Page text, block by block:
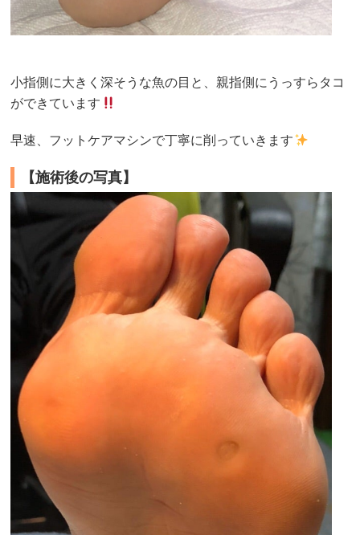
小指側に大きく深そうな魚の目と、親指側にうっすらタコ
ができています
早速、フットケアマシンで丁寧に削っていきます
【施術後の写真】